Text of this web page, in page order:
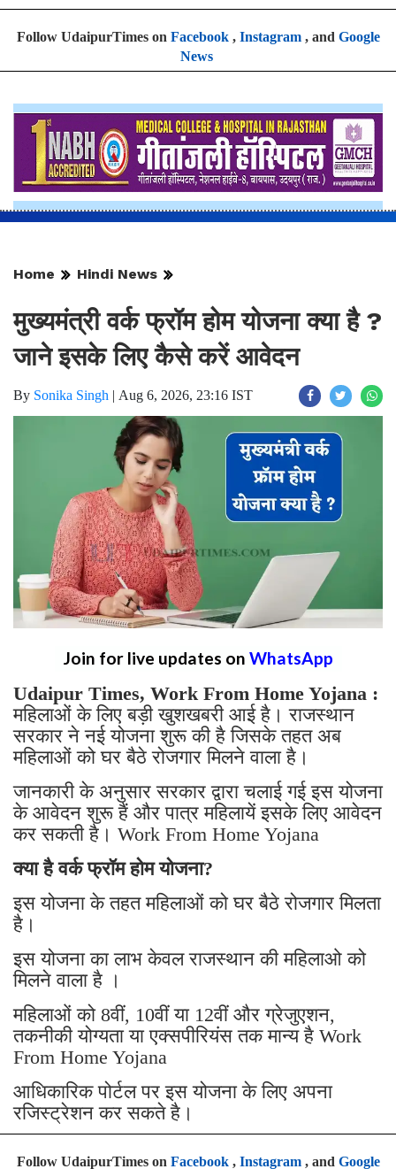
Follow UdaipurTimes on Facebook, Instagram, and Google
News
Home Hindi News
मुख्यमंत्री वर्क फ्रॉम होम योजना क्या है ?
जाने इसके लिए कैसे करें आवेदन
By Sonika Singh | Aug 6, 2026, 23:16 IST
Join for live updates on WhatsApp
Udaipur Times, Work From Home Yojana :
महिलाओं के लिए बड़ी खुशखबरी आई है। राजस्थान
सरकार ने नई योजना शुरू की है जिसके तहत अब
महिलाओं को घर बैठे रोजगार मिलने वाला है।
जानकारी के अनुसार सरकार द्वारा चलाई गई इस योजना
के आवेदन शुरू हैं और पात्र महिलायें इसके लिए आवेदन
कर सकती है। Work From Home Yojana
क्या है वर्क फ्रॉम होम योजना?
इस योजना के तहत महिलाओं को घर बैठे रोजगार मिलता
है।
इस योजना का लाभ केवल राजस्थान की महिलाओ को
मिलने वाला है ।
महिलाओं को 8वीं, 10वीं या 12वीं और ग्रेजुएशन,
तकनीकी योग्यता या एक्सपीरियंस तक मान्य है Work
From Home Yojana
आधिकारिक पोर्टल पर इस योजना के लिए अपना
रजिस्ट्रेशन कर सकते है।
Follow UdaipurTimes on Facebook, Instagram, and Google